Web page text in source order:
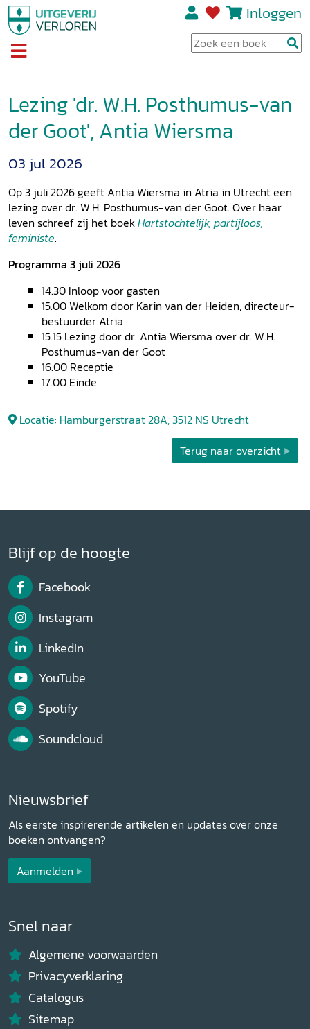
Inloggen
Lezing 'dr. W.H. Posthumus-van
der Goot', Antia Wiersma
03 jul 2026
Op 3 juli 2026 geeft Antia Wiersma in Atria in Utrecht een
lezing over dr. W.H. Posthumus-van der Goot. Over haar
leven schreef zij het boekHartstochtelijk, partijloos,
feministe.
Programma 3 juli 2026
14.30 Inloop voor gasten
15.00 Welkom door Karin van der Heiden, directeur-
bestuurder Atria
15.15 Lezing door dr. Antia Wiersma over dr. W.H.
Posthumus-van der Goot
16.00 Receptie
17.00 Einde
Locatie: Hamburgerstraat 28A, 3512 NS Utrecht
Terug naar overzicht
Blijf op de hoogte
Facebook
Instagram
LinkedIn
YouTube
Spotify
Soundcloud
Nieuwsbrief
Als eerste inspirerende artikelen en updates over onze
boeken ontvangen?
Aanmelden
Snel naar
Algemene voorwaarden
Privacyverklaring
Catalogus
Sitemap